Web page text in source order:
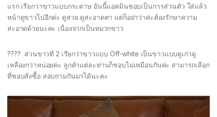
แรก เรียกว่าขาวแบบกระดาษ อันนี้แอดมินชอบเป็นการส่วนตัว ใส่แล้ว
หน้าดูขาวไปอีกค่ะ ดูสวย ดูสะอาดตา แต่ก็อย่าว่าค่ะต้องรักษาความ
สะอาดด้วยนะคะ เนื่องจากเป็นหมวกขาว
???? ส่วนขาวที่ 2 เรียกว่าขาวแบบ Off-white เป็นขาวแบบดูเก่าดู
เหลืองกว่าหน่อยค่ะ ลูกค้าแต่ละท่านก็ชอบไม่เหมือนกันค่ะ สามารถเลือก
ที่ชอบสั่งซื้อ สอบถามกันมาได้นะคะ